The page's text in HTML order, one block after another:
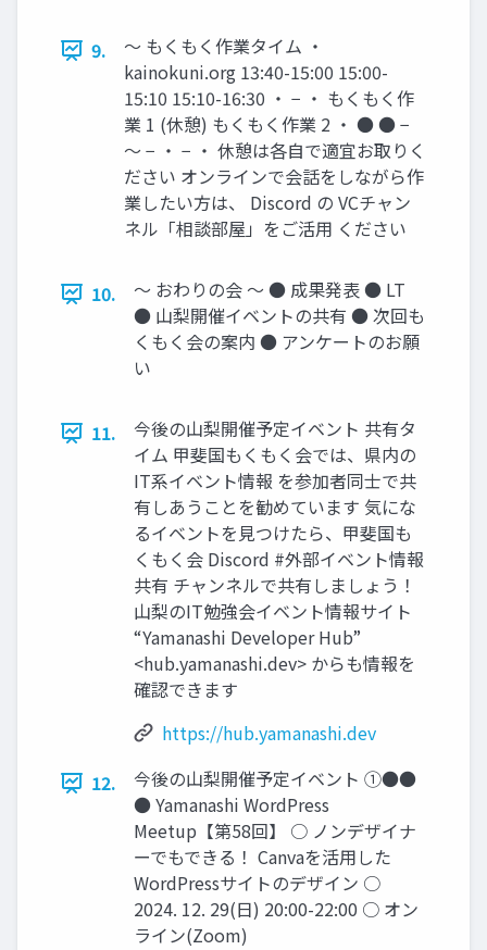
9.
〜 もくもく作業タイム ・
kainokuni.org 13:40-15:00 15:00-
15:10 15:10-16:30 ・ − ・ もくもく作
業 1 (休憩) もくもく作業 2 ・ ● ● −
〜 − ・ − ・ 休憩は各自で適宜お取りく
ださい オンラインで会話をしながら作
業したい方は、 Discord の VCチャン
ネル「相談部屋」をご活用 ください
10.
〜 おわりの会 〜 ● 成果発表 ● LT
● 山梨開催イベントの共有 ● 次回も
くもく会の案内 ● アンケートのお願
い
11.
今後の山梨開催予定イベント 共有タ
イム 甲斐国もくもく会では、県内の
IT系イベント情報 を参加者同士で共
有しあうことを勧めています 気にな
るイベントを見つけたら、甲斐国も
くもく会 Discord #外部イベント情報
共有 チャンネルで共有しましょう！
山梨のIT勉強会イベント情報サイト
“Yamanashi Developer Hub”
<hub.yamanashi.dev> からも情報を
確認できます
https://hub.yamanashi.dev
12.
今後の山梨開催予定イベント ①●●
● Yamanashi WordPress
Meetup【第58回】 ○ ノンデザイナ
ーでもできる！ Canvaを活用した
WordPressサイトのデザイン ○
2024. 12. 29(日) 20:00-22:00 ○ オン
ライン(Zoom)